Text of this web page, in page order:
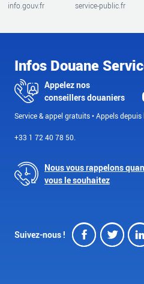
info.gouv.fr service-public.fr
Infos Douane
Appelez nos
conseillers douaniers
Service & appel gratuits • Appels
+33 1 72 40 78 50.
Nous vous rappelons
vous le souhaitez
Suivez-nous !